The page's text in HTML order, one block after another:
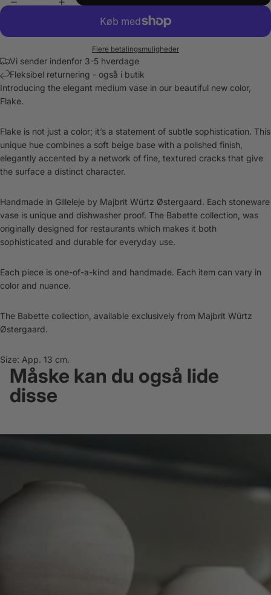
Flere betalingsmuligheder
Vi sender indenfor 3-5 hverdage
Fleksibel returnering - også i butik
Introducing the elegant medium vase in our beautiful new color,
Flake.
Flake is not just a color; it’s a statement of subtle sophistication. This
unique hue combines a soft beige base with a polished finish,
elegantly accented by a network of fine, textured cracks that give
the surface a distinct character.
Handmade in Gilleleje by Majbrit Würtz Østergaard. Each stoneware
vase is unique and dishwasher proof. The Babette collection, was
originally designed for restaurants which makes it both
sophisticated and durable for everyday use.
Each piece is one-of-a-kind and handmade. Each item can vary in
color and nuance.
The Babette collection, available exclusively from Majbrit Würtz
Østergaard.
Size: App. 13 cm.
Måske kan du også lide
disse